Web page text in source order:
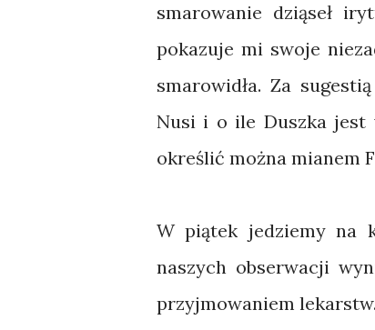
smarowanie dziąseł
pokazuje mi swoje
smarowidła. Za
Nusi i o ile Duszka jest
określić można mianem
W piątek jedziemy na
naszych obserwacji
przyjmowaniem lekarstw.